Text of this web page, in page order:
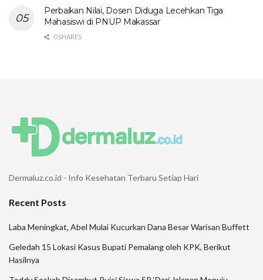
Perbaikan Nilai, Dosen Diduga Lecehkan Tiga
Mahasiswi di PNUP Makassar
0 SHARES
Dermaluz.co.id - Info Kesehatan Terbaru Setiap Hari
Recent Posts
Laba Meningkat, Abel Mulai Kucurkan Dana Besar Warisan Buffett
Geledah 15 Lokasi Kasus Bupati Pemalang oleh KPK, Berikut
Hasilnya